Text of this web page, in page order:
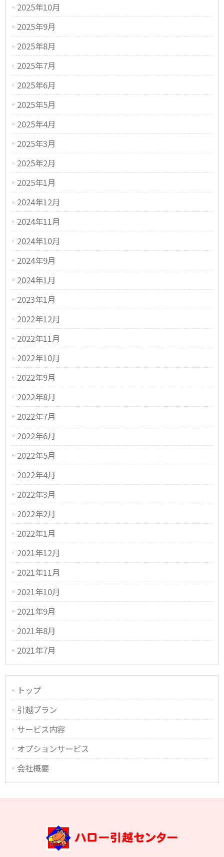
2025年10月
2025年9月
2025年8月
2025年7月
2025年6月
2025年5月
2025年4月
2025年3月
2025年2月
2025年1月
2024年12月
2024年11月
2024年10月
2024年9月
2024年1月
2023年1月
2022年12月
2022年11月
2022年10月
2022年9月
2022年8月
2022年7月
2022年6月
2022年5月
2022年4月
2022年3月
2022年2月
2022年1月
2021年12月
2021年11月
2021年10月
2021年9月
2021年8月
2021年7月
トップ
引越プラン
サービス内容
オプションサービス
会社概要